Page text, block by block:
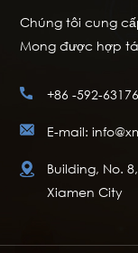
Chúng tôi cung
Mong được hợp
+86 -592-
E-mail:
Building, No.
Xiamen City